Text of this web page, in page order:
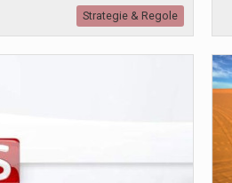
Strategie & Regole